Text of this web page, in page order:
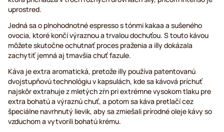
uprostred.
Jedná sa o plnohodnotné espresso s tónmi kakaa a sušeného
ovocia, ktoré končí výraznou a trvalou dochuťou. S touto kávou
môžete skutočne ochutnať proces praženia a illy dokázala
zachytiť jemná aj tmavšia chuť fazule.
Káva je extra aromatická, pretože illy používa patentovanú
dvojstupňovú technológiu v kapsulách, kde sa kávová príchuť
najskôr extrahuje z mletých zŕn pri extrémne vysokom tlaku pre
extra bohatú a výraznú chuť, a potom sa káva pretlačí cez
špeciálne navrhnutý lievik, aby sa zmiešali prírodné oleje kávy so
vzduchom a vytvorili bohatú krému.